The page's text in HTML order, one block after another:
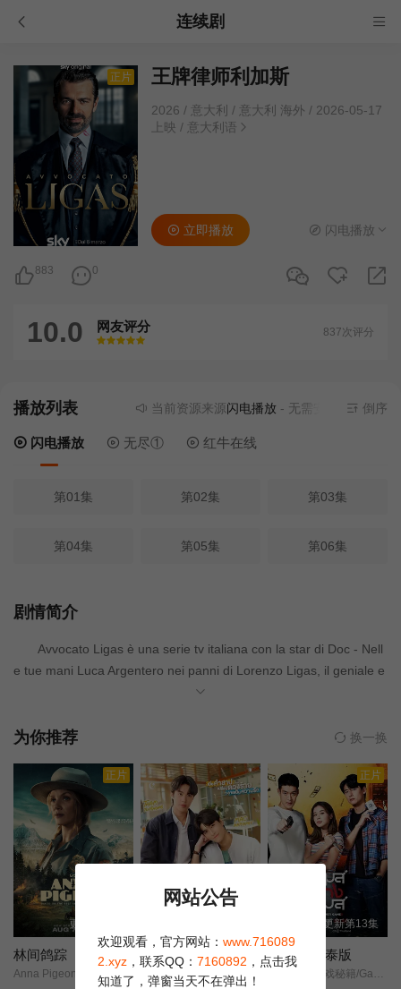
连续剧
正片 王牌律师利加斯
2026 / 意大利 / 意大利 海外 / 2026-05-17
上映 / 意大利语
883 0
立即播放 闪电播放
10.0 网友评分
很差
较差还行推荐力荐
837次评分
播放列表 当前资源来源闪电播放- 无需安装任何插件
倒序
闪电播放 无尽① 红牛在线
第01集 第02集 第03集
第04集 第05集 第06集
剧情简介
Avvocato Ligas è una serie tv italiana con la star di Doc - Nell
e tue mani Luca Argentero nei panni di Lorenzo Ligas, il geniale e
controverso avvocato penalista milanese nato dalla penna dello s
为你推荐 换一换
正片
更新第01集
林间鸽踪
Anna Pigeon/
厄运宝贝
倒霉宝贝/Unlucky Bae/
正片
更新第13集
欺诈游戏 泰版
作弊游戏/游戏秘籍/Game Gohng Game/
网站公告
欢迎观看，官方网站： www.716089
2.xyz ，联系QQ： 7160892 ，点击我
知道了，弹窗当天不在弹出！